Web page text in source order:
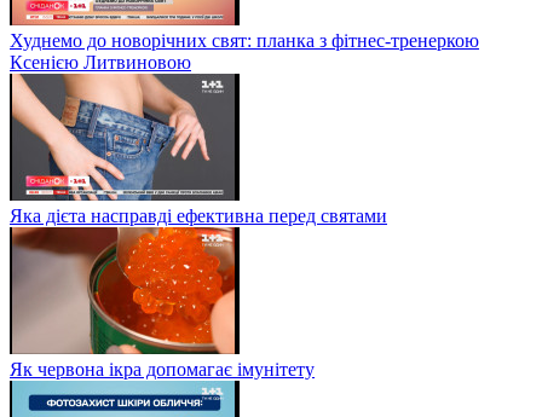
Худнемо до новорічних свят: планка з фітнес-тренеркою
Ксенією Литвиновою
Яка дієта насправді ефективна перед святами
Як червона ікра допомагає імунітету